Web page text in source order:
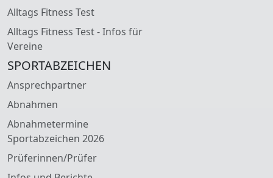
Alltags Fitness Test
Alltags Fitness Test - Infos für
Vereine
SPORTABZEICHEN
Ansprechpartner
Abnahmen
Abnahmetermine
Sportabzeichen 2026
Prüferinnen/Prüfer